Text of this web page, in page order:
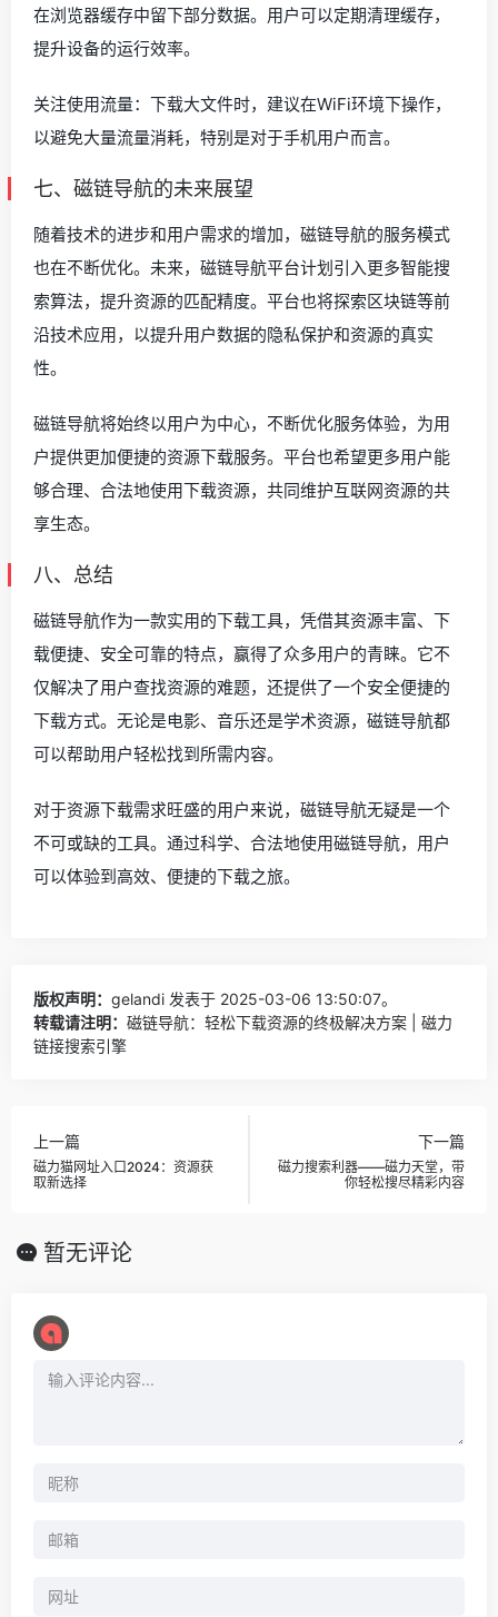
在浏览器缓存中留下部分数据。用户可以定期清理缓存，
提升设备的运行效率。
关注使用流量：下载大文件时，建议在WiFi环境下操作，
以避免大量流量消耗，特别是对于手机用户而言。
七、磁链导航的未来展望
随着技术的进步和用户需求的增加，磁链导航的服务模式
也在不断优化。未来，磁链导航平台计划引入更多智能搜
索算法，提升资源的匹配精度。平台也将探索区块链等前
沿技术应用，以提升用户数据的隐私保护和资源的真实
性。
磁链导航将始终以用户为中心，不断优化服务体验，为用
户提供更加便捷的资源下载服务。平台也希望更多用户能
够合理、合法地使用下载资源，共同维护互联网资源的共
享生态。
八、总结
磁链导航作为一款实用的下载工具，凭借其资源丰富、下
载便捷、安全可靠的特点，赢得了众多用户的青睐。它不
仅解决了用户查找资源的难题，还提供了一个安全便捷的
下载方式。无论是电影、音乐还是学术资源，磁链导航都
可以帮助用户轻松找到所需内容。
对于资源下载需求旺盛的用户来说，磁链导航无疑是一个
不可或缺的工具。通过科学、合法地使用磁链导航，用户
可以体验到高效、便捷的下载之旅。
版权声明： gelandi 发表于 2025-03-06 13:50:07。
转载请注明： 磁链导航：轻松下载资源的终极解决方案 | 磁力
链接搜索引擎
上一篇
磁力猫网址入口2024：资源获
取新选择
下一篇
磁力搜索利器——磁力天堂，带
你轻松搜尽精彩内容
暂无评论